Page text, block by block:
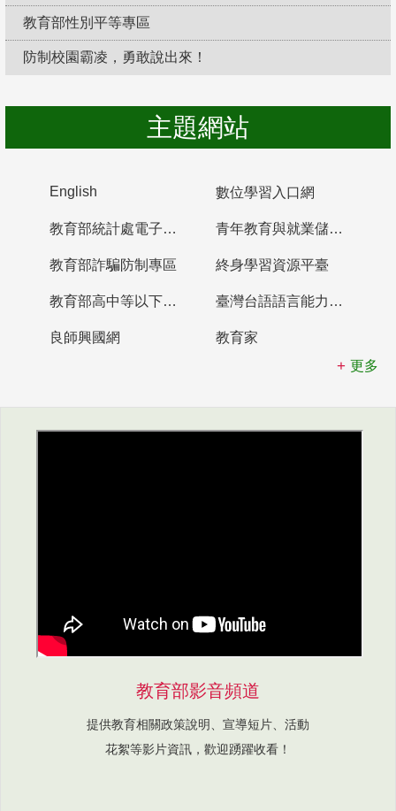
教育部性別平等專區
防制校園霸凌，勇敢說出來！
主題網站
English 數位學習入口網
教育部統計處電子書櫃 青年教育與就業儲蓄帳戶
教育部詐騙防制專區 終身學習資源平臺
教育部高中等以下學校及幼兒園教師資格檢定考試 臺灣台語語言能力認證網站
良師興國網
教育家
更多
教育部影音頻道
提供教育相關政策說明、宣導短片、活動
花絮等影片資訊，歡迎踴躍收看！